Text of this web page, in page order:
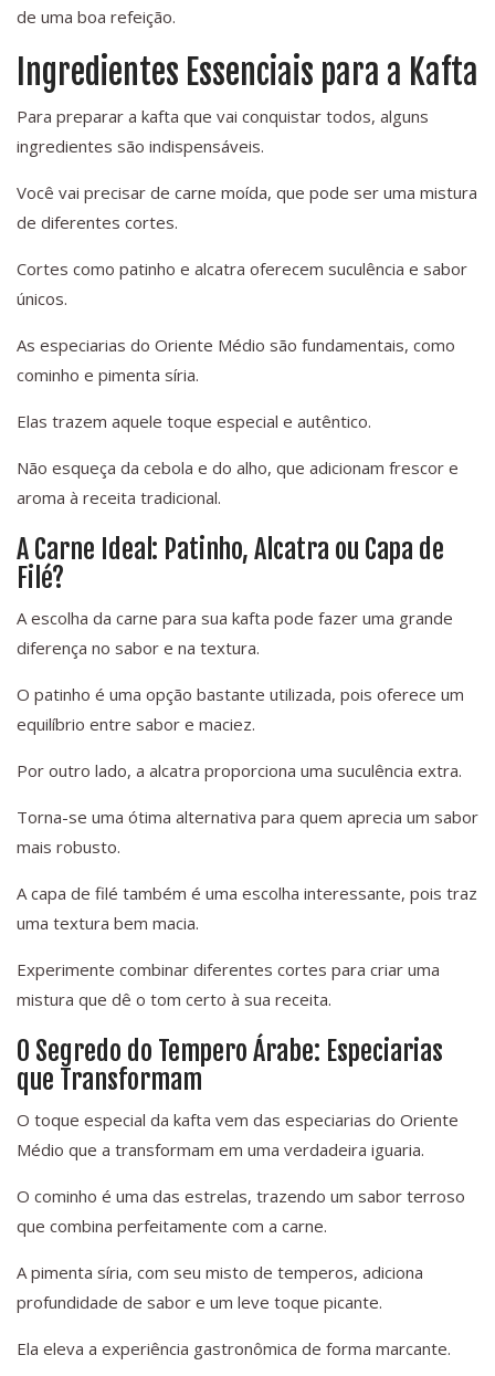
de uma boa refeição.
Ingredientes Essenciais para a Kafta
Para preparar a kafta que vai conquistar todos, alguns
ingredientes são indispensáveis.
Você vai precisar de carne moída, que pode ser uma mistura
de diferentes cortes.
Cortes como patinho e alcatra oferecem suculência e sabor
únicos.
As especiarias do Oriente Médio são fundamentais, como
cominho e pimenta síria.
Elas trazem aquele toque especial e autêntico.
Não esqueça da cebola e do alho, que adicionam frescor e
aroma à receita tradicional.
A Carne Ideal: Patinho, Alcatra ou Capa de
Filé?
A escolha da carne para sua kafta pode fazer uma grande
diferença no sabor e na textura.
O patinho é uma opção bastante utilizada, pois oferece um
equilíbrio entre sabor e maciez.
Por outro lado, a alcatra proporciona uma suculência extra.
Torna-se uma ótima alternativa para quem aprecia um sabor
mais robusto.
A capa de filé também é uma escolha interessante, pois traz
uma textura bem macia.
Experimente combinar diferentes cortes para criar uma
mistura que dê o tom certo à sua receita.
O Segredo do Tempero Árabe: Especiarias
que Transformam
O toque especial da kafta vem das especiarias do Oriente
Médio que a transformam em uma verdadeira iguaria.
O cominho é uma das estrelas, trazendo um sabor terroso
que combina perfeitamente com a carne.
A pimenta síria, com seu misto de temperos, adiciona
profundidade de sabor e um leve toque picante.
Ela eleva a experiência gastronômica de forma marcante.